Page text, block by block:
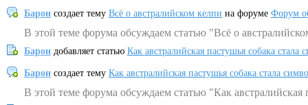
Барон создает тему Всё о австралийском келпи на форуме Форум
В этой теме форума обсуждаем статью "Всё о
Барон добавляет статью Как австралийская пастушья собака
Барон создает тему Как австралийская пастушья собака стала
В этой теме форума обсуждаем статью "Как